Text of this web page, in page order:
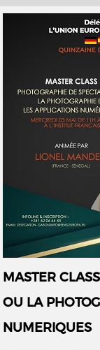
MASTER
OU LA
NUMERIQUES